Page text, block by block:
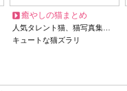
癒やしの猫まとめ
人気タレント猫、猫写真集…
キュートな猫ズラリ